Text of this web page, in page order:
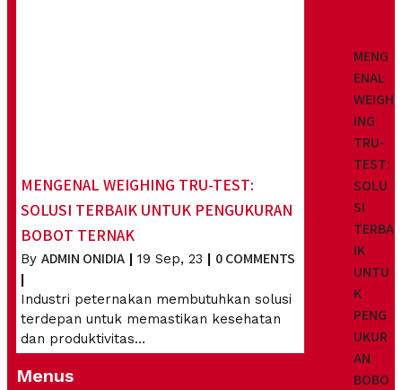
MENGENAL WEIGHING TRU-TEST:
SOLUSI TERBAIK UNTUK PENGUKURAN
BOBOT TERNAK
By ADMIN ONIDIA | 19 Sep, 23 | 0 COMMENTS
|
Industri peternakan membutuhkan solusi
terdepan untuk memastikan kesehatan
dan produktivitas…
MENG
ENAL
WEIGH
ING
TRU-
TEST:
SOLU
SI
TERBA
IK
UNTU
K
PENG
UKUR
AN
BOBO
Menus